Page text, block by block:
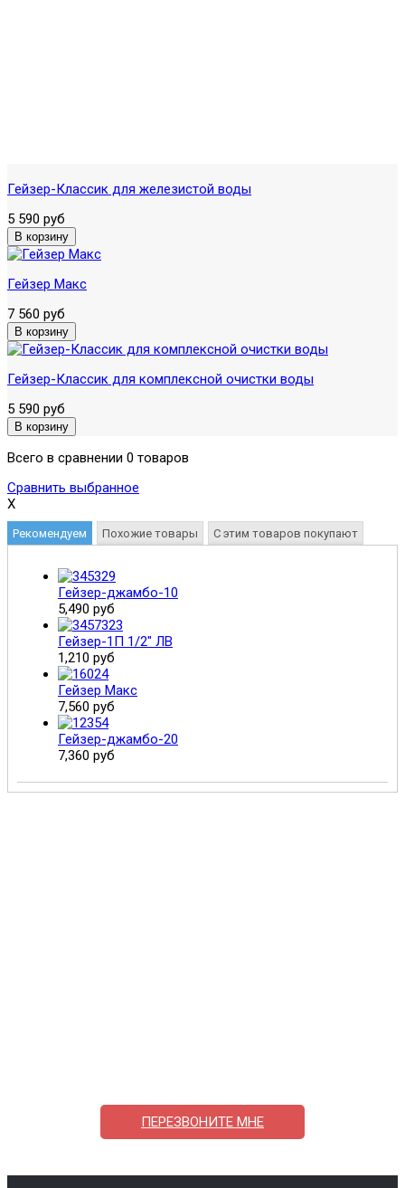
Гейзер-Классик для железистой воды
5 590 руб
Гейзер Макс
7 560 руб
Гейзер-Классик для комплексной очистки воды
5 590 руб
Всего в сравнении 0 товаров
Сравнить выбранное
X
Рекомендуем
Гейзер-джамбо-10
5,490 руб
Гейзер-1П 1/2" ЛВ
1,210 руб
Гейзер Макс
7,560 руб
Гейзер-джамбо-20
7,360 руб
Похожие товары С этим товаров покупают
ПЕРЕЗВОНИТЕ МНЕ